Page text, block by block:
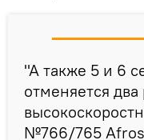
"А также 5 и 6
отменяется два
№766/765